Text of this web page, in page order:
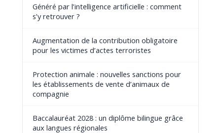
Généré par l’intelligence artificielle : comment
s’y retrouver ?
Augmentation de la contribution obligatoire
pour les victimes d’actes terroristes
Protection animale : nouvelles sanctions pour
les établissements de vente d’animaux de
compagnie
Baccalauréat 2028 : un diplôme bilingue grâce
aux langues régionales